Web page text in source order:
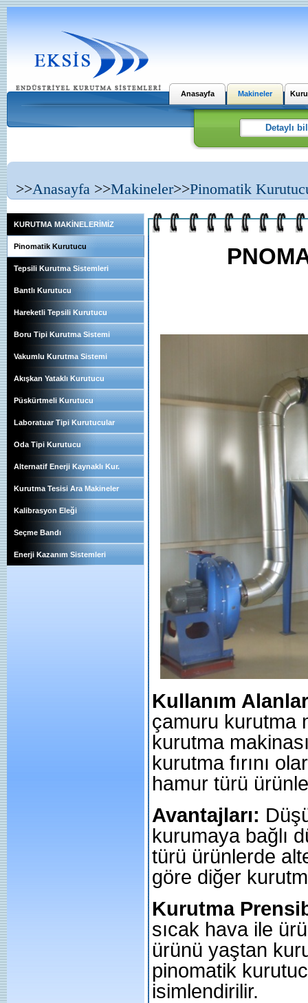
Anasayfa Makineler Kuru
>>Anasayfa >>Makineler>>Pinomatik
KURUTMA MAKİNELERİMİZ
Pinomatik Kurutucu
Tepsili Kurutma Sistemleri
Bantlı Kurutucu
Hareketli Tepsili Kurutucu
Boru Tipi Kurutma Sistemi
Vakumlu Kurutma Sistemi
Akışkan Yataklı Kurutucu
Püskürtmeli Kurutucu
Laboratuar Tipi Kurutucular
Oda Tipi Kurutucu
Alternatif Enerji Kaynaklı Kur.
Kurutma Tesisi Ara Makineler
Kalibrasyon Eleği
Seçme Bandı
Enerji Kazanım Sistemleri
Kullanım
çamuru kurutma
kurutma
kurutma fırını
hamur türü
Avantajları:
kurumaya bağlı
türü ürünlerde
göre diğer
Kurutma
sıcak hava ile
ürünü yaştan
pinomatik
isimlendirilir.